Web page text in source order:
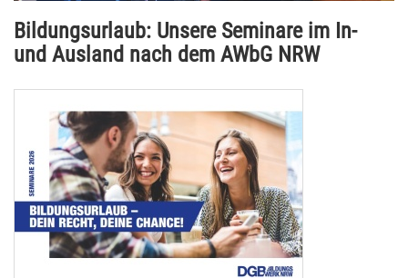
Bildungsurlaub: Unsere Seminare im In-
und Ausland nach dem AWbG NRW